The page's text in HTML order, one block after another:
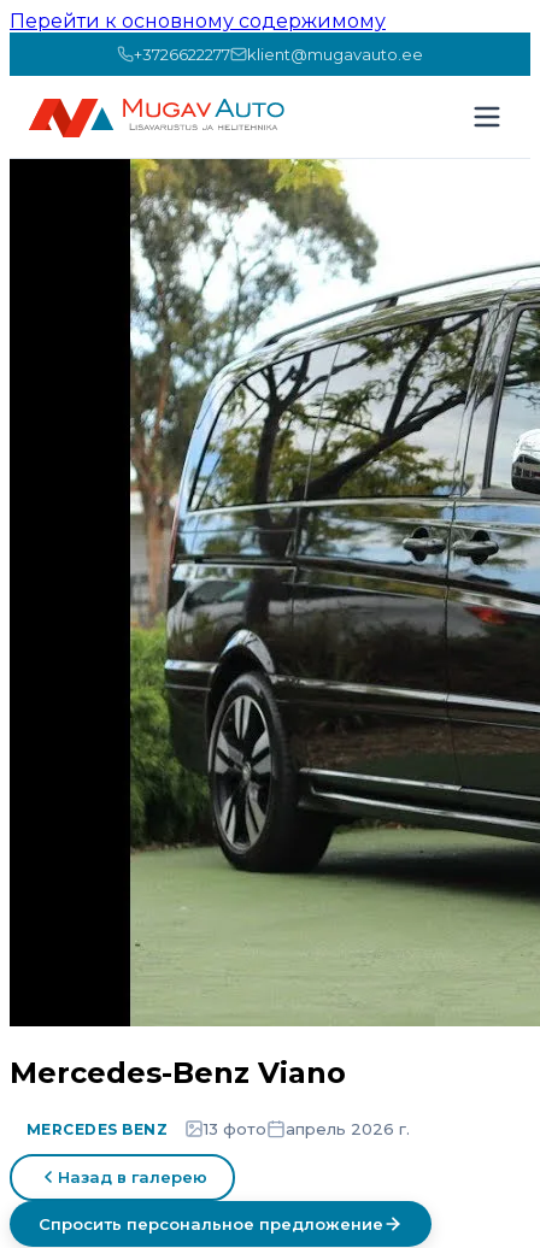
Перейти к основному содержимому
+3726622277 klient@mugavauto.ee
Mercedes-Benz Viano
MERCEDES BENZ 13 фото апрель 2026 г.
Назад в галерею
Спросить персональное предложение